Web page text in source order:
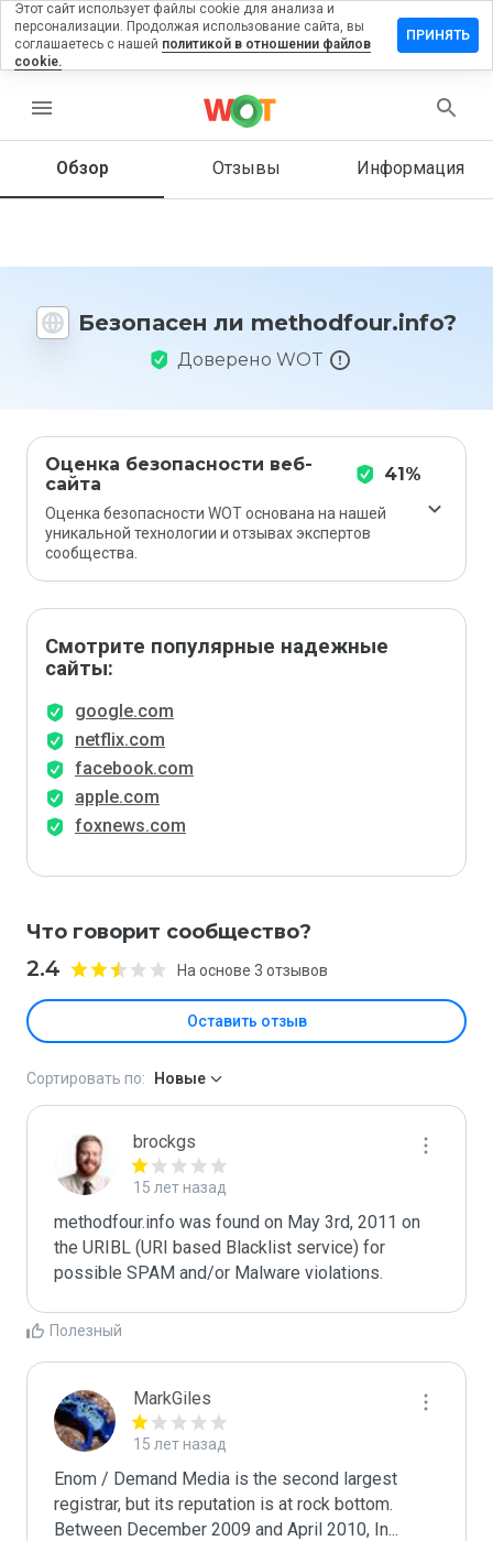
menu
Обзор Отзывы Информация
Безопасен ли methodfour.info?
Доверено WOT
Оценка безопасности веб-
сайта
41%
Оценка безопасности WOT основана на нашей
уникальной технологии и отзывах экспертов
сообщества.
Смотрите популярные надежные
сайты:
google.com
netflix.com
facebook.com
apple.com
foxnews.com
Что говорит сообщество?
2.4 На основе 3 отзывов
Оставить отзыв
на
Как бы
этот
1 до 5?
Сортировать по: Новые
brockgs
15 лет назад
methodfour.info was found on May 3rd, 2011 on
the URIBL (URI based Blacklist service) for
Полезный
MarkGiles
15 лет назад
Enom / Demand Media is the second largest
registrar, but its reputation is at rock bottom.
Between December 2009 and April 2010, In...
Этот сайт использует файлы cookie для анализа и
персонализации. Продолжая использование сайта, вы
соглашаетесь с нашей политикой в отношении файлов
cookie.
ПРИНЯТЬ